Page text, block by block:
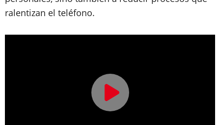
ralentizan el teléfono.